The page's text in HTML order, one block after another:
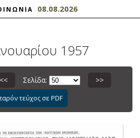
08.08.2026
1957
<< Σελίδα: >>
τεύχος σε PDF